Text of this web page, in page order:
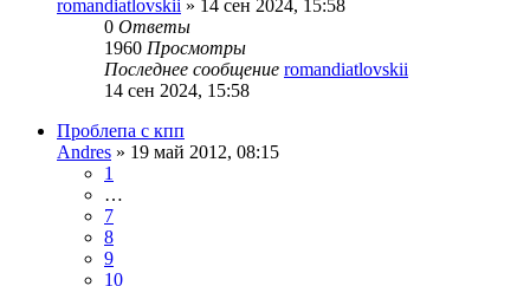
romandiatlovskii » 14 сен 2024, 15:58
0 Ответы
1960 Просмотры
Последнее сообщение romandiatlovskii
14 сен 2024, 15:58
Проблепа с кпп
Andres » 19 май 2012, 08:15
1
…
7
8
9
10